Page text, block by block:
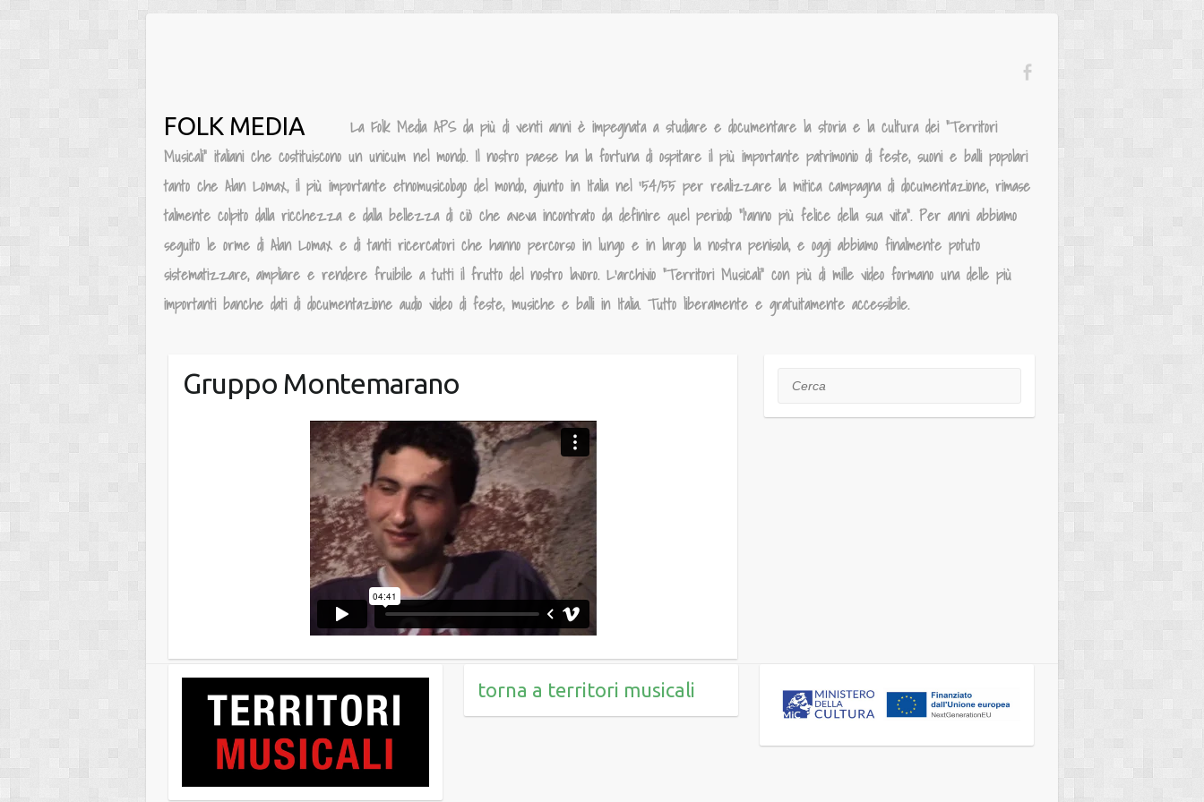
Salta
FOLK MEDIA
La Folk Media APS da più di venti anni è impegnata a studiare e documentare la storia e la cultura dei “Territori
Musicali” italiani che costituiscono un unicum nel mondo. Il nostro paese ha la fortuna di ospitare il più importante patrimonio di feste, suoni e balli popolari
tanto che Alan Lomax, il più importante etnomusicologo del mondo, giunto in Italia nel ‘54/55 per realizzare la mitica campagna di documentazione, rimase
talmente colpito dalla ricchezza e dalla bellezza di ciò che aveva incontrato da definire quel periodo “l’anno più felice della sua vita”. Per anni abbiamo
seguito le orme di Alan Lomax e di tanti ricercatori che hanno percorso in lungo e in largo la nostra penisola, e oggi abbiamo finalmente potuto
sistematizzare, ampliare e rendere fruibile a tutti il frutto del nostro lavoro. L’archivio “Territori Musicali” con più di mille video formano una delle più
importanti banche dati di documentazione audio video di feste, musiche e balli in Italia. Tutto liberamente e gratuitamente accessibile.
Gruppo Montemarano Cerca
torna a territori musicali